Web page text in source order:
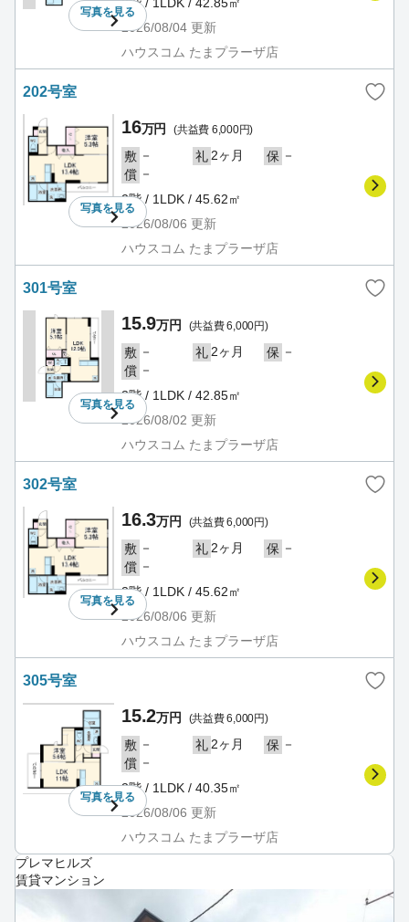
写真を見る
2階 / 1LDK / 42.85㎡
2026/08/04 更新
ハウスコム たまプラーザ店
202号室
写真を見る
16万円 (共益費 6,000円)
敷 － 礼2ヶ月 保 －
償 －
2階 / 1LDK / 45.62㎡
2026/08/06 更新
ハウスコム たまプラーザ店
301号室
写真を見る
15.9万円 (共益費 6,000円)
敷 － 礼2ヶ月 保 －
償 －
3階 / 1LDK / 42.85㎡
2026/08/02 更新
ハウスコム たまプラーザ店
302号室
写真を見る
16.3万円 (共益費 6,000円)
敷 － 礼2ヶ月 保 －
償 －
3階 / 1LDK / 45.62㎡
2026/08/06 更新
ハウスコム たまプラーザ店
305号室
写真を見る
15.2万円 (共益費 6,000円)
敷 － 礼2ヶ月 保 －
償 －
3階 / 1LDK / 40.35㎡
2026/08/06 更新
ハウスコム たまプラーザ店
プレマヒルズ
賃貸マンション